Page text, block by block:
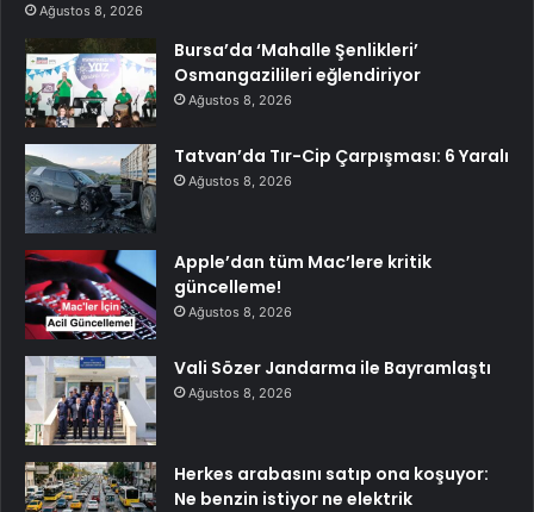
Ağustos 8, 2026
Bursa’da ‘Mahalle Şenlikleri’
Osmangazilileri eğlendiriyor
Ağustos 8, 2026
Tatvan’da Tır-Cip Çarpışması: 6 Yaralı
Ağustos 8, 2026
Apple’dan tüm Mac’lere kritik
güncelleme!
Ağustos 8, 2026
Vali Sözer Jandarma ile Bayramlaştı
Ağustos 8, 2026
Herkes arabasını satıp ona koşuyor:
Ne benzin istiyor ne elektrik